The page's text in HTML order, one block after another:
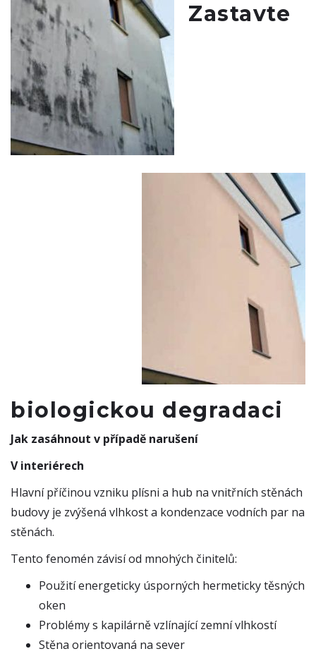
Zastavte
biologickou degradaci
Jak zasáhnout v případě narušení
V interiérech
Hlavní příčinou vzniku plísni a hub na vnitřních stěnách
budovy je zvýšená vlhkost a kondenzace vodních par na
stěnách.
Tento fenomén závisí od mnohých činitelů:
Použití energeticky úsporných hermeticky těsných
oken
Problémy s kapilárně vzlínající zemní vlhkostí
Stěna orientovaná na sever